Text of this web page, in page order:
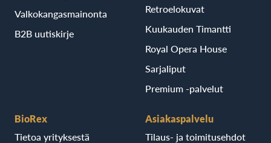
Valkokangasmainonta
B2B uutiskirje
Retroelokuvat
Kuukauden Timantti
Royal Opera House
Sarjaliput
Premium -palvelut
BioRex
Tietoa yrityksestä
Asiakaspalvelu
Tilaus- ja toimitusehdot